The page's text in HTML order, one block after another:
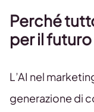
Perché
per il
L’AI nel
generazione di